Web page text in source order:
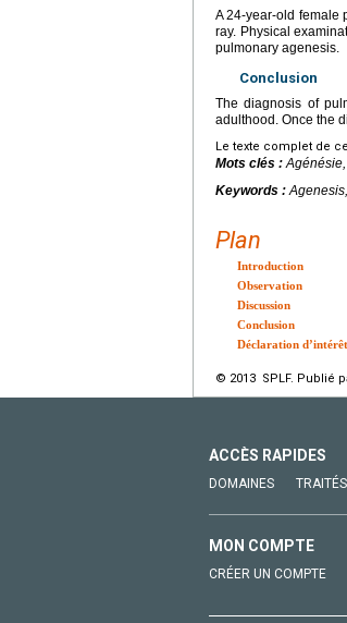
A 24-year-old female
ray. Physical
pulmonary agenesis.
Conclusion
The diagnosis of
adulthood. Once the
Le texte complet de
Mots clés :
Keywords :
Plan
Introduction
Observation
Discussion
Conclusion
Déclaration
© 2013 SPLF. Publié
ACCÈS RAPIDES
DOMAINES
MON COMPTE
CRÉER UN COMPTE